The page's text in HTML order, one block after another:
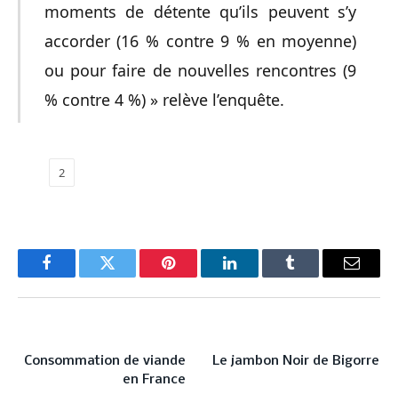
moments de détente qu’ils peuvent s’y
accorder (16 % contre 9 % en moyenne)
ou pour faire de nouvelles rencontres (9
% contre 4 %) » relève l’enquête.
2
FacebookTwitter Pinterest LinkedInTumblr Email
Consommation de viande
en France
Le jambon Noir de Bigorre